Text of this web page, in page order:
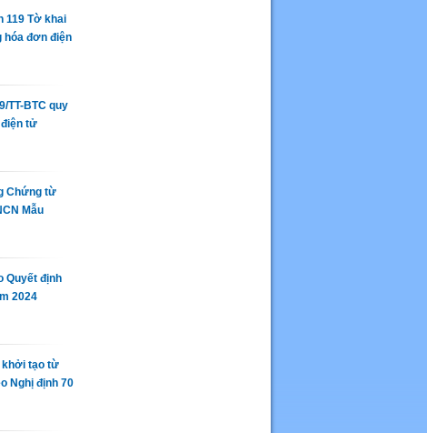
119 Tờ khai
hóa đơn điện
TT-BTC quy
tử
Chứng từ
Mẫu
Quyết định
2024
khởi tạo từ
Nghị định 70